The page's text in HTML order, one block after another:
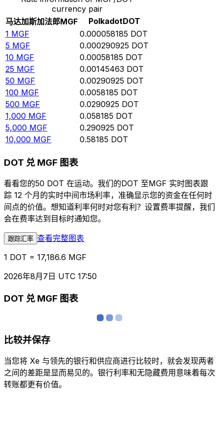
currency pair
马达加斯加法郎MGF PolkadotDOT
1 MGF 0.000058185 DOT
5 MGF 0.000290925 DOT
10 MGF 0.00058185 DOT
25 MGF 0.00145463 DOT
50 MGF 0.00290925 DOT
100 MGF 0.0058185 DOT
500 MGF 0.0290925 DOT
1,000 MGF 0.058185 DOT
5,000 MGF 0.290925 DOT
10,000 MGF 0.58185 DOT
DOT 兑 MGF 图表
看看您的50 DOT 在运动。我们的DOT 至MGF 实时图表跟
踪 12 个月的实时中间市场利率，准确显示您的资金在任何时
间点的价值。想知道利率何时对您有利？设置费率提醒，我们
会在费率达到目标时通知您。
跟踪汇率 查看完整图表
1 DOT = 17,186.6 MGF
2026年8月7日 UTC 17:50
DOT 兑 MGF 图表
比较并保存
当您将 Xe 与领先的银行和供应商进行比较时，就会发现两者
之间的差距是显而易见的。银行利率和无隐藏费用意味着每次
转账都更有价值。